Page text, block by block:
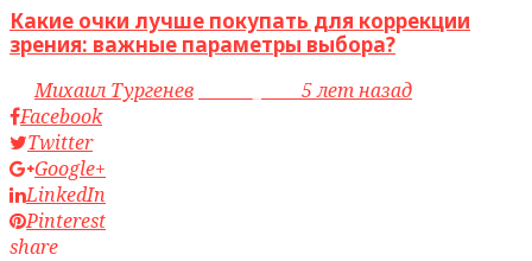
Какие очки лучше покупать для коррекции
зрения: важные параметры выбора?
byМихаил Тургенев
5 лет назад
Facebook
Twitter
Google+
LinkedIn
Pinterest
share